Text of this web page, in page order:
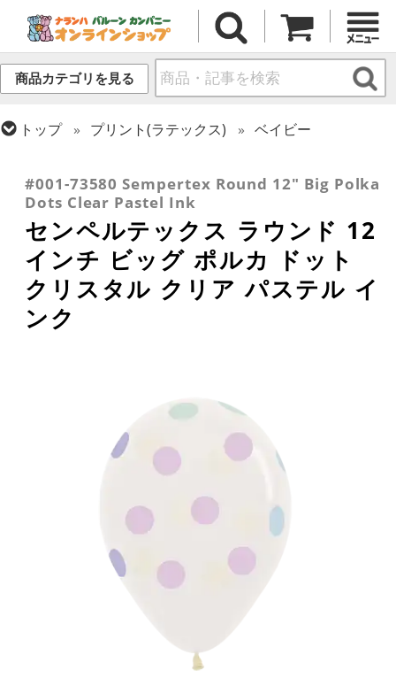
商品カテゴリを見る
トップ プリント(ラテックス)
ベイビー
#001-73580 Sempertex Round 12" Big Polka
Dots Clear Pastel Ink
センペルテックス ラウンド 12
インチ ビッグ ポルカ ドット
クリスタル クリア パステル イ
ンク